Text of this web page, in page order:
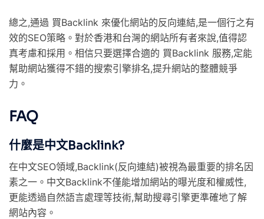
總之,通過 買Backlink 來優化網站的反向連結,是一個行之有
效的SEO策略。對於香港和台灣的網站所有者來說,值得認
真考慮和採用。相信只要選擇合適的 買Backlink 服務,定能
幫助網站獲得不錯的搜索引擎排名,提升網站的整體競爭
力。
FAQ
什麼是中文Backlink?
在中文SEO領域,Backlink(反向連結)被視為最重要的排名因
素之一。中文Backlink不僅能增加網站的曝光度和權威性,
更能透過自然語言處理等技術,幫助搜尋引擎更準確地了解
網站內容。